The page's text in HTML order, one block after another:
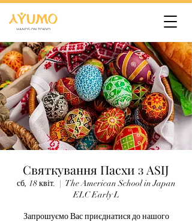
Cвяткування Пасхи з ASIJ
сб, 18 квіт.
  |
The American School in Japan
ELC Early L
Запрошуємо Вас приєднатися до нашого